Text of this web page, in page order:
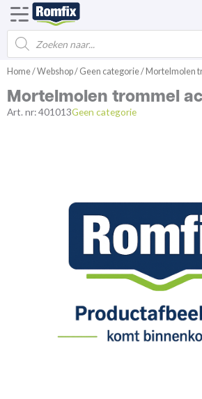
Spring
naar
de
inhoud
Products
searchVoegmortel
Home/Webshop/ Geen categorie/ Mortelmolen
Mortelmolen trommel
Art. nr:401013Geen categorie